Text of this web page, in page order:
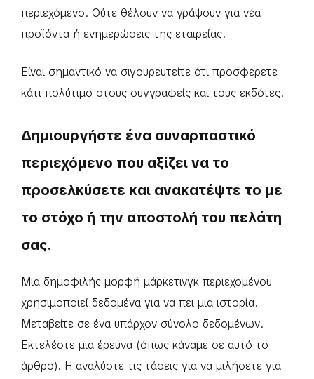
περιεχόμενο. Ούτε θέλουν να γράψουν για νέα
προϊόντα ή ενημερώσεις της εταιρείας.
Είναι σημαντικό να σιγουρευτείτε ότι προσφέρετε
κάτι πολύτιμο στους συγγραφείς και τους εκδότες.
Δημιουργήστε ένα συναρπαστικό
περιεχόμενο που αξίζει να το
προσελκύσετε και ανακατέψτε το με
το στόχο ή την αποστολή του πελάτη
σας.
Μια δημοφιλής μορφή μάρκετινγκ περιεχομένου
χρησιμοποιεί δεδομένα για να πει μια ιστορία.
Μεταβείτε σε ένα υπάρχον σύνολο δεδομένων.
Εκτελέστε μια έρευνα (όπως κάναμε σε αυτό το
άρθρο). Η αναλύστε τις τάσεις για να μιλήσετε για